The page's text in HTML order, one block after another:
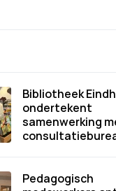
Bibliotheek
ondertekent
samenwerking
Pedagogisch